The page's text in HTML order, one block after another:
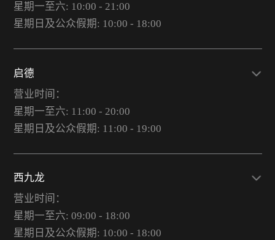
星期一至六: 10:00 - 21:00
星期日及公众假期: 10:00 - 18:00
启德
营业时间：
星期一至六: 11:00 - 20:00
星期日及公众假期: 11:00 - 19:00
西九龙
营业时间：
星期一至六: 09:00 - 18:00
星期日及公众假期: 10:00 - 18:00